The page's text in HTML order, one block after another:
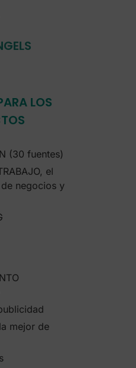
LOS
(30 fuentes)
el
negocios y
mejor de